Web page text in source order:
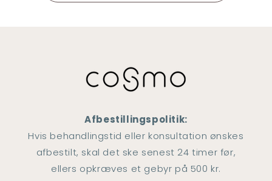
Afbestillingspolitik:
Hvis behandlingstid eller konsultation ønskes
afbestilt, skal det ske senest 24 timer før,
ellers opkræves et gebyr på 500 kr.